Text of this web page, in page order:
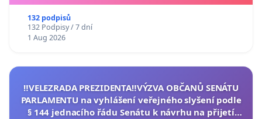
132 podpisů
132 Podpisy / 7 dní
1 Aug 2026
‼️VELEZRADA PREZIDENTA‼️VÝZVA OBČANŮ SENÁTU
PARLAMENTU na vyhlášení veřejného slyšení podle
§ 144 jednacího řádu Senátu k návrhu na přijetí